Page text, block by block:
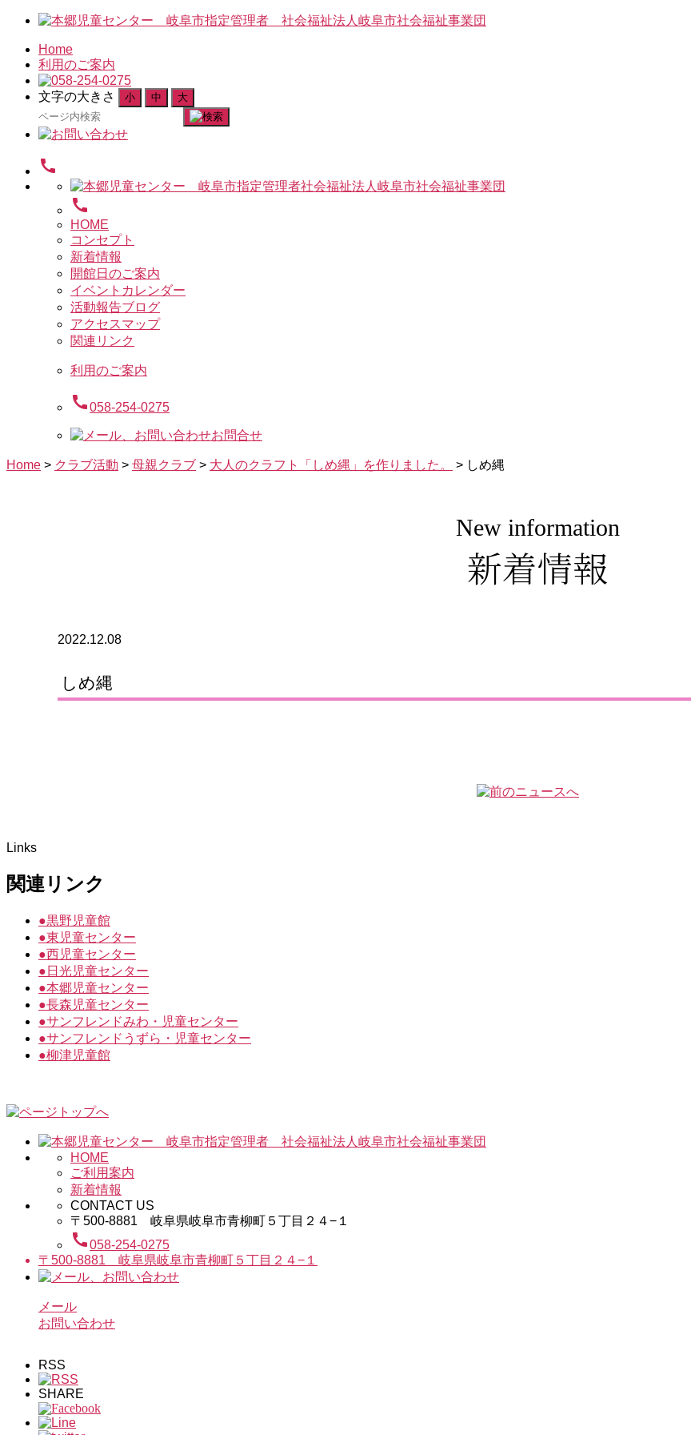
Home
利用のご案内
文字の大きさ 小 中 大
検
索
象:
call
call
HOME
コンセプト
新着情報
開館日のご案内
イベントカレンダー
活動報告ブログ
アクセスマップ
関連リンク
利用のご案内
call058-254-0275
お問合せ
Home > クラブ活動 > 母親クラブ > 大人のクラフト「しめ縄」を作りました。 > しめ縄
New information
新着情報
2022.12.08
しめ縄
Links
関連リンク
●黒野児童館
●東児童センター
●西児童センター
● 日光児童センター
●本郷児童センター
●長森児童センター
●サンフレンドみわ・児童センター
●サンフレンドうずら・児童センター
●柳津児童館
HOME
ご利用案内
新着情報
CONTACT US
〒500-8881 岐阜県岐阜市青柳町５丁目２４−１
call058-254-0275
〒500-8881 岐阜県岐阜市青柳町５丁目２４−１
メール
お問い合わせ
RSS
SHARE